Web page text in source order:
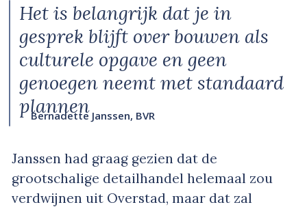
Het is belangrijk dat je in
gesprek blijft over bouwen als
culturele opgave en geen
genoegen neemt met standaard
plannen
Bernadette Janssen, BVR
Janssen had graag gezien dat de
grootschalige detailhandel helemaal zou
verdwijnen uit Overstad, maar dat zal